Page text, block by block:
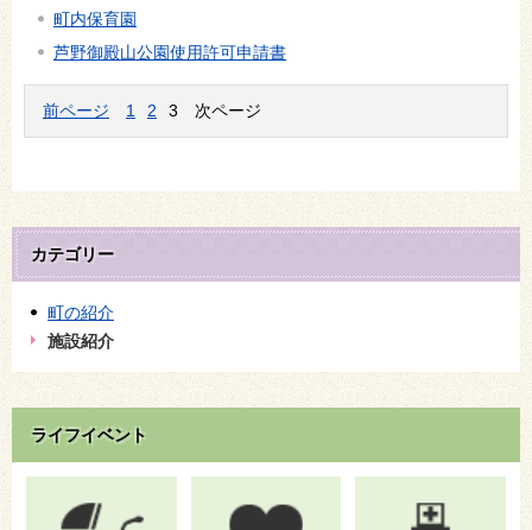
町内保育園
芦野御殿山公園使用許可申請書
前ページ 1 2 3 次ページ
カテゴリー
町の紹介
施設紹介
ライフイベント